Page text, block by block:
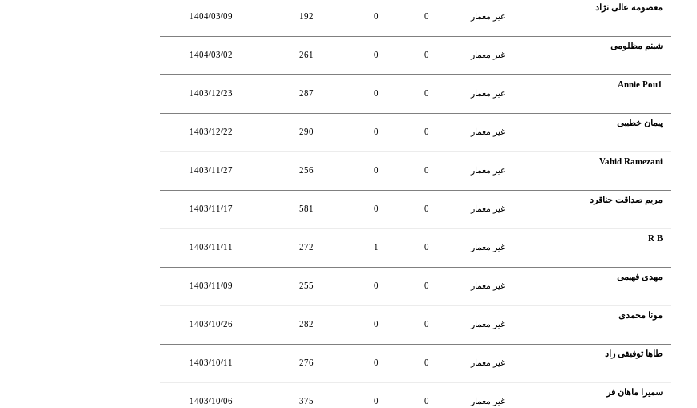
معصومه عالی نژاد
غير معمار
0
0
192
1404/03/09
شبنم مظلومی
غير معمار
0
0
261
1404/03/02
Annie Pou1
غير معمار
0
0
287
1403/12/23
پیمان خطیبی
غير معمار
0
0
290
1403/12/22
Vahid Ramezani
غير معمار
0
0
256
1403/11/27
مریم صداقت جناقرد
غير معمار
0
0
581
1403/11/17
R B
غير معمار
0
1
272
1403/11/11
مهدی فهیمی
غير معمار
0
0
255
1403/11/09
مونا محمدی
غير معمار
0
0
282
1403/10/26
طاها توفیقی راد
غير معمار
0
0
276
1403/10/11
سمیرا ماهان فر
غير معمار
0
0
375
1403/10/06